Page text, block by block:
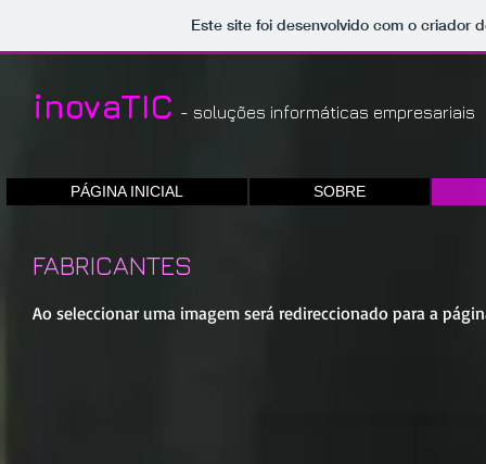
Este site foi desenvolvido com o criador
inovaTIC - soluções informáticas empresariais
PÁGINA INICIAL SOBRE
FABRICANTES
Ao seleccionar uma imagem será redireccionado para a